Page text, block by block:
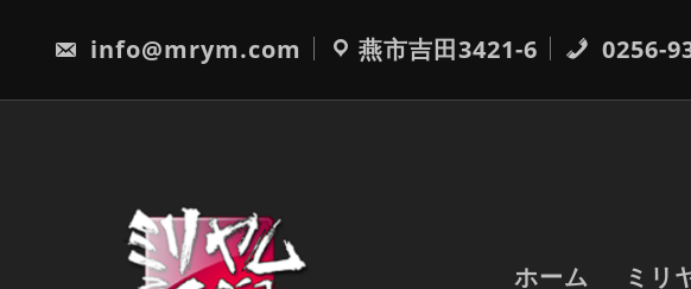
info@mrym.com 燕市吉田3421-6 0256-
ホーム ミリ